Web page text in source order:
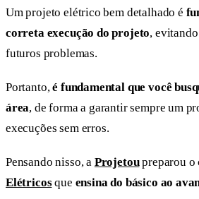
Um projeto elétrico bem detalhado é
correta execução do projeto,
futuros problemas.
Portanto,é fundamental que você
área, de forma a garantir sempre um
execuções sem erros.
Pensando nisso, a Projetoupreparou o
Elétricosque ensina do básico ao